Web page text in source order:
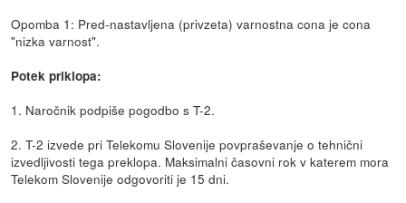
Opomba 1: Pred-nastavljena (privzeta) varnostna cona je cona
"nizka varnost".
Potek priklopa:
1. Naročnik podpiše pogodbo s T-2.
2. T-2 izvede pri Telekomu Slovenije povpraševanje o tehnični
izvedljivosti tega preklopa. Maksimalni časovni rok v katerem mora
Telekom Slovenije odgovoriti je 15 dni.